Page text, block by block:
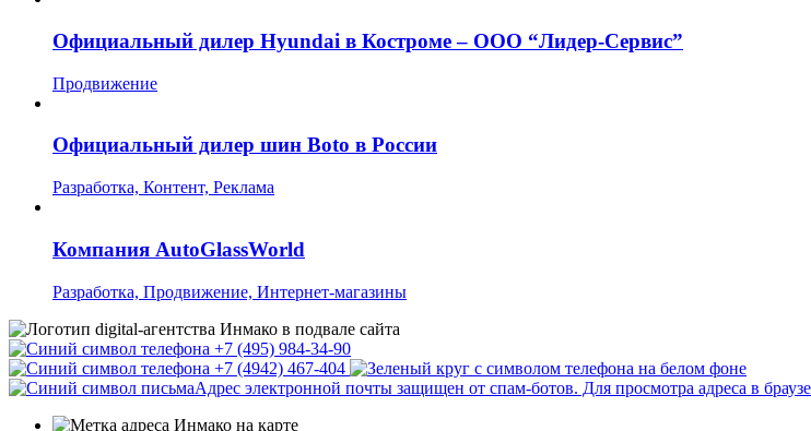
Официальный дилер Hyundai в Костроме – ООО “Лидер-Сервис”
Продвижение
Официальный дилер шин Boto в России
Разработка, Контент, Реклама
Компания AutoGlassWorld
Разработка, Продвижение, Интернет-магазины
+7 (495) 984-34-90
+7 (4942) 467-404
Адрес электронной почты защищен от спам-ботов. Для просмотра адреса в